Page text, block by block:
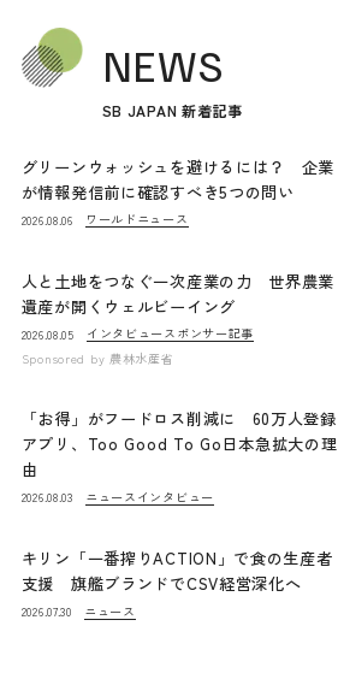
NEWS
SB JAPAN 新着記事
グリーンウォッシュを避けるには？ 企業
が情報発信前に確認すべき5つの問い
2026.08.06 ワールドニュース
人と土地をつなぐ一次産業の力 世界農業
遺産が開くウェルビーイング
2026.08.05 インタビュー スポンサー記事
Sponsored by 農林水産省
「お得」がフードロス削減に 60万人登録
アプリ、Too Good To Go日本急拡大の理
由
2026.08.03 ニュース インタビュー
キリン「一番搾りACTION」で食の生産者
支援 旗艦ブランドでCSV経営深化へ
2026.07.30 ニュース